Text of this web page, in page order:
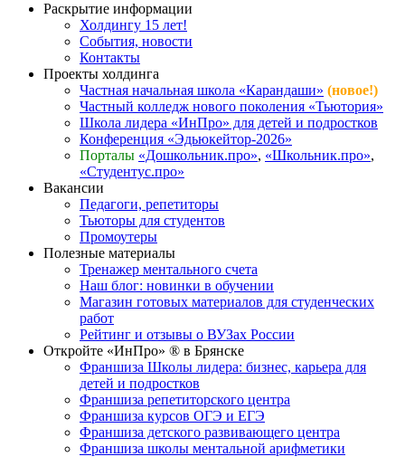
Раскрытие информации
Холдингу 15 лет!
События, новости
Контакты
Проекты холдинга
Частная начальная школа «Карандаши» (новое!)
Частный колледж нового поколения «Тьютория»
Школа лидера «ИнПро» для детей и подростков
Конференция «Эдьюкейтор-2026»
Порталы «Дошкольник.про», «Школьник.про»,
«Студентус.про»
Вакансии
Педагоги, репетиторы
Тьюторы для студентов
Промоутеры
Полезные материалы
Тренажер ментального счета
Наш блог: новинки в обучении
Магазин готовых материалов для студенческих
работ
Рейтинг и отзывы о ВУЗах России
Откройте «ИнПро» ® в Брянске
Франшиза Школы лидера: бизнес, карьера для
детей и подростков
Франшиза репетиторского центра
Франшиза курсов ОГЭ и ЕГЭ
Франшиза детского развивающего центра
Франшиза школы ментальной арифметики